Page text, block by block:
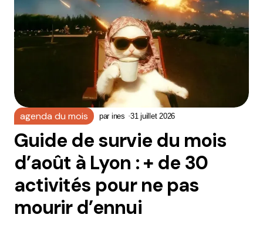
agenda du mois par ines 31 juillet 2026
Guide de survie du mois
d’août à Lyon : + de 30
activités pour ne pas
mourir d’ennui